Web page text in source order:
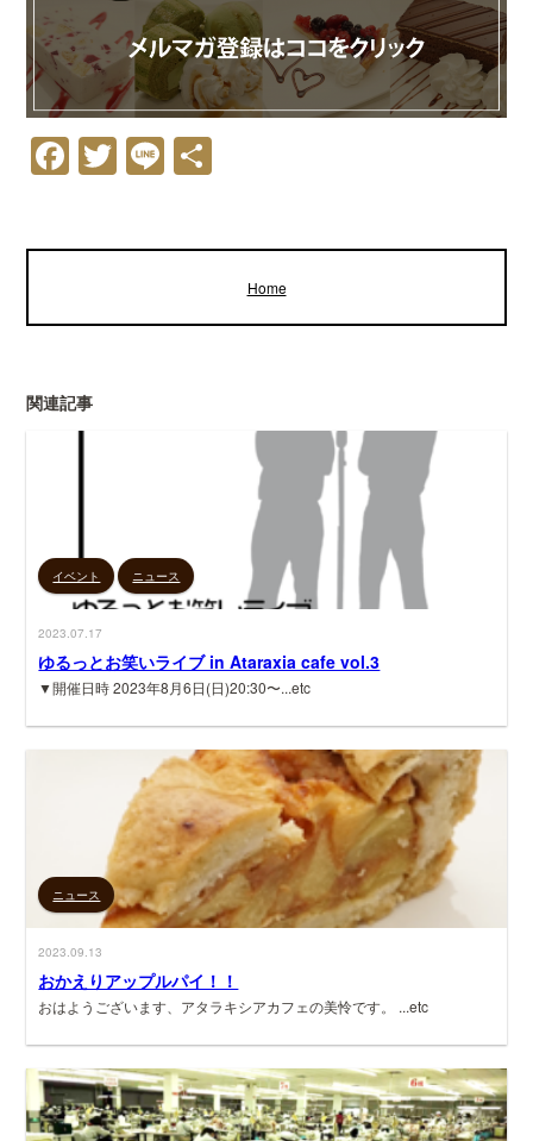
Facebook
Twitter
Line
Home
関連記事
イベント ニュース
2023.07.17
ゆるっとお笑いライブ in Ataraxia cafe vol.3
▼開催日時 2023年8月6日(日)20:30〜...etc
ニュース
2023.09.13
おかえりアップルパイ！！
おはようございます、アタラキシアカフェの美怜です。 ...etc